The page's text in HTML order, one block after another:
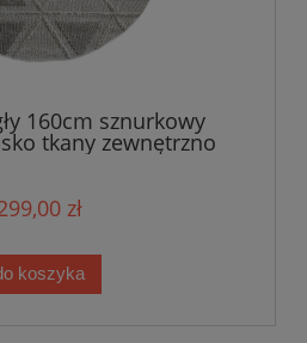
160cm sznurkowy
tkany zewnętrzno
EVEL
zł
koszyka